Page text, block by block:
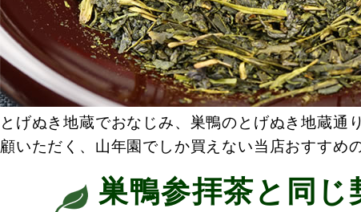
とげぬき地蔵でおなじみ、巣鴨のとげぬき地蔵通
顧いただく、山年園でしか買えない当店おすすめ
巣鴨参拝茶と同じ